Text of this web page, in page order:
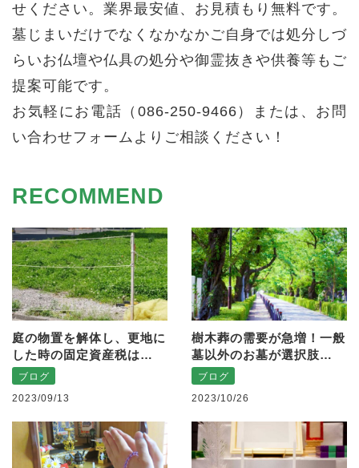
せください。業界最安値、お見積もり無料です。
墓じまいだけでなくなかなかご自身では処分しづ
らいお仏壇や仏具の処分や御霊抜きや供養等もご
提案可能です。
お気軽にお電話（086-250-9466）または、お問
い合わせフォームよりご相談ください！
RECOMMEND
庭の物置を解体し、更地に
した時の固定資産税は…
ブログ
2023/09/13
樹木葬の需要が急増！一般
墓以外のお墓が選択肢…
ブログ
2023/10/26